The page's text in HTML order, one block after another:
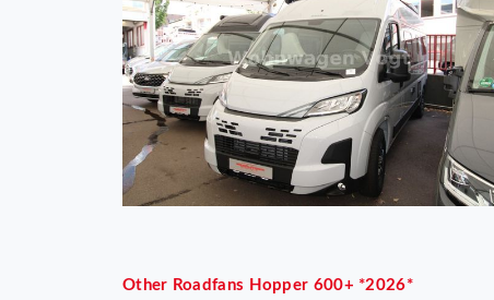
Other Roadfans Hopper 600+ *2026*